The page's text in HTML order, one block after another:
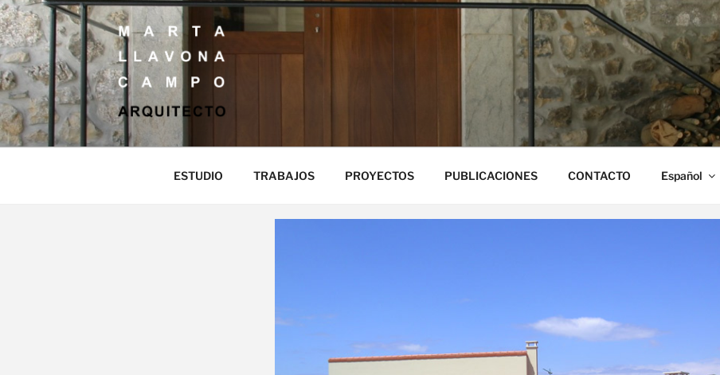
MARTA LLAVONA CAMPO
ARQUITECTO
ESTUDIO TRABAJOS PROYECTOS PUBLICACIONES CONTACTO Español